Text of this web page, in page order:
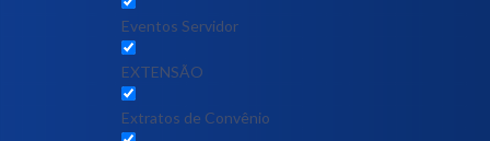
Eventos Servidor
EXTENSÃO
Extratos de Convênio